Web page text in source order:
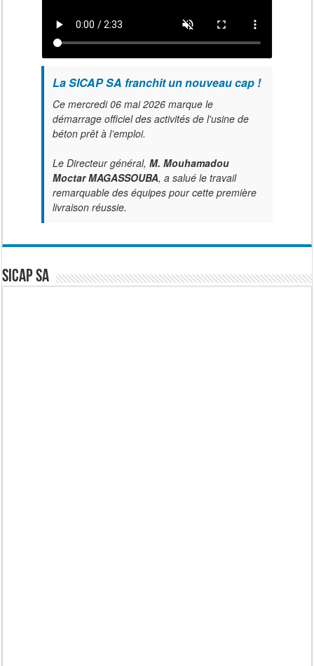
La SICAP SA franchit un nouveau cap !
Ce mercredi 06 mai 2026 marque le
démarrage officiel des activités de l'usine de
béton prêt à l’emploi.
Le Directeur général, M. Mouhamadou
Moctar MAGASSOUBA, a salué le travail
remarquable des équipes pour cette première
livraison réussie.
SICAP SA